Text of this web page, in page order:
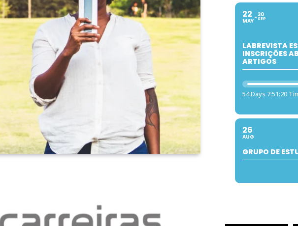
22
MAY
30
SEP
LABREVISTA
INSCRIÇÕES
ARTIGOS
54 Days 7:51:19
26
AUG
GRUPO DE